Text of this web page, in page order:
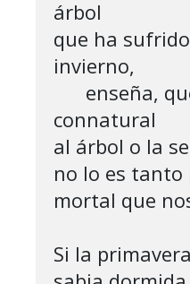
árbol
que ha
invierno,
connatural
al árbol o la
no lo es tanto
mortal que
Si la